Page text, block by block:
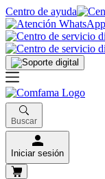
Centro de ayuda
Buscar
Iniciar sesión